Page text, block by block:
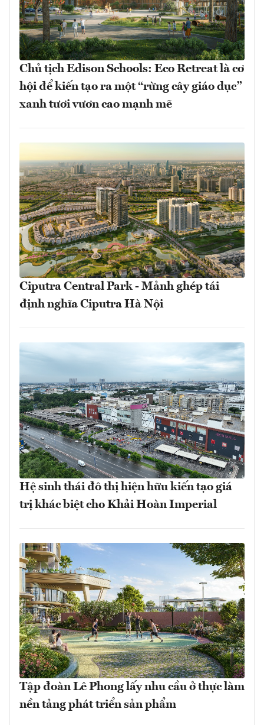
Chủ tịch Edison Schools: Eco Retreat là cơ
hội để kiến tạo ra một “rừng cây giáo dục”
xanh tươi vươn cao mạnh mẽ
Ciputra Central Park - Mảnh ghép tái
định nghĩa Ciputra Hà Nội
Hệ sinh thái đô thị hiện hữu kiến tạo giá
trị khác biệt cho Khải Hoàn Imperial
Tập đoàn Lê Phong lấy nhu cầu ở thực làm
nền tảng phát triển sản phẩm